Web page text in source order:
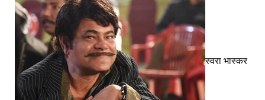
स्वरा भास्कर